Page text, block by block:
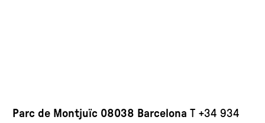
Parc de Montjuïc 08038 Barcelona T +34 934